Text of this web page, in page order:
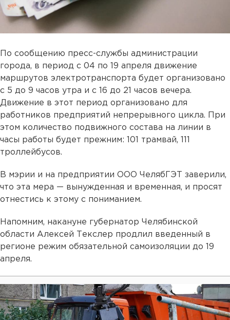
По сообщению пресс-службы администрации
города, в период с 04 по 19 апреля движение
маршрутов электротранспорта будет организовано
с 5 до 9 часов утра и с 16 до 21 часов вечера.
Движение в этот период организовано для
работников предприятий непрерывного цикла. При
этом количество подвижного состава на линии в
часы работы будет прежним: 101 трамвай, 111
троллейбусов.
В мэрии и на предприятии ООО ЧелябГЭТ заверили,
что эта мера — вынужденная и временная, и просят
отнестись к этому с пониманием.
Напомним, накануне губернатор Челябинской
области Алексей Текслер продлил введенный в
регионе режим обязательной самоизоляции до 19
апреля.